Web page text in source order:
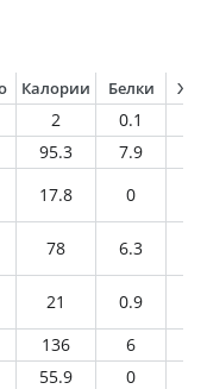
Калории Белки
2 0.1
95.3 7.9
17.8 0
78 6.3
21 0.9
136 6
55.9 0